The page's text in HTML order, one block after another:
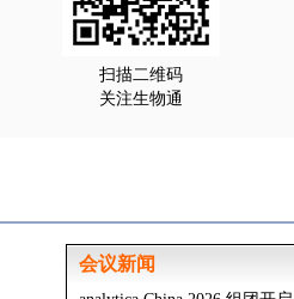
扫描二维码
关注生物通
会议新闻